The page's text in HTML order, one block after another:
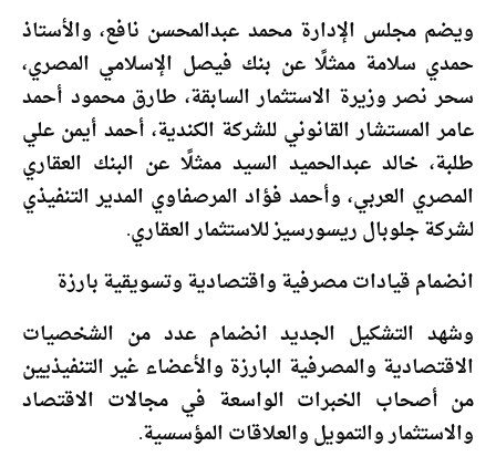
ويضم مجلس الإدارة محمد عبدالمحسن نافع، والأستاذ
حمدي سلامة ممثلًا عن بنك فيصل الإسلامي المصري،
سحر نصر وزيرة الاستثمار السابقة، طارق محمود أحمد
عامر المستشار القانوني للشركة الكندية، أحمد أيمن علي
طلبة، خالد عبدالحميد السيد ممثلًا عن البنك العقاري
المصري العربي، وأحمد فؤاد المرصفاوي المدير التنفيذي
لشركة جلوبال ريسورسيز للاستثمار العقاري.
انضمام قيادات مصرفية واقتصادية وتسويقية بارزة
وشهد التشكيل الجديد انضمام عدد من الشخصيات
الاقتصادية والمصرفية البارزة والأعضاء غير التنفيذيين
من أصحاب الخبرات الواسعة في مجالات الاقتصاد
والاستثمار والتمويل والعلاقات المؤسسية.